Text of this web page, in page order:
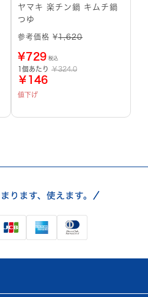
ヤマキ 楽チン鍋 キムチ鍋
つゆ
参考価格 ¥1,620
¥729 税込
1個あたり ￥324.0
￥146
値下げ